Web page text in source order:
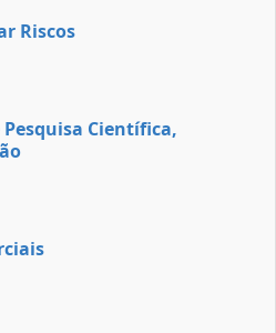
Riscos
Científica,